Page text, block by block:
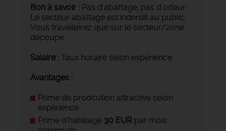
Bon à savoir : Pas d'abattage, pas d’odeur.
Le secteur abattage est inderdit au public.
Vous travaillerez que sur le secteur/zone
découpe.
Salaire : Taux horaire selon expérience
Avantages :
Prime de prodcution attractive selon
expérience
Prime d'habillage 30 EUR par mois